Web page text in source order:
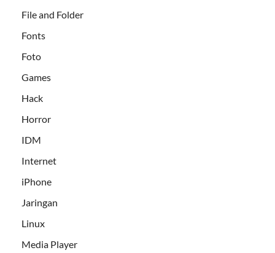
File and Folder
Fonts
Foto
Games
Hack
Horror
IDM
Internet
iPhone
Jaringan
Linux
Media Player